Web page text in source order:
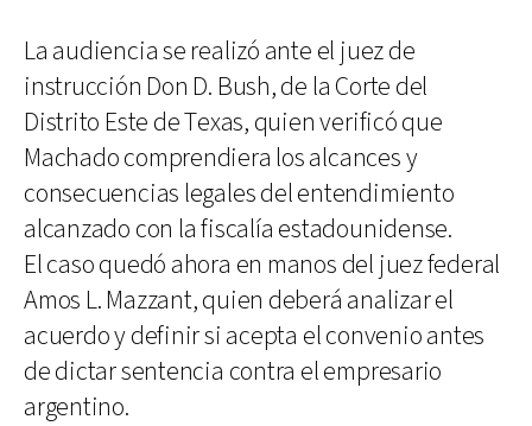
La audiencia se realizó ante el juez de
instrucción Don D. Bush, de la Corte del
Distrito Este de Texas, quien verificó que
Machado comprendiera los alcances y
consecuencias legales del entendimiento
alcanzado con la fiscalía estadounidense.
El caso quedó ahora en manos del juez federal
Amos L. Mazzant, quien deberá analizar el
acuerdo y definir si acepta el convenio antes
de dictar sentencia contra el empresario
argentino.